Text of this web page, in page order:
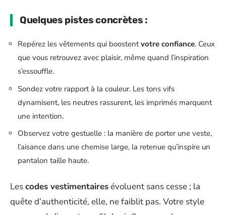
Quelques pistes concrètes :
Repérez les vêtements qui boostentvotre confiance. Ceux
que vous retrouvez avec plaisir, même quand l’inspiration
s’essouffle.
Sondez votre rapport à la couleur. Les tons vifs
dynamisent, les neutres rassurent, les imprimés marquent
une intention.
Observez votre gestuelle : la manière de porter une veste,
l’aisance dans une chemise large, la retenue qu’inspire un
pantalon taille haute.
Lescodes vestimentairesévoluent sans cesse ; la
quête d’authenticité, elle, ne faiblit pas. Votre style